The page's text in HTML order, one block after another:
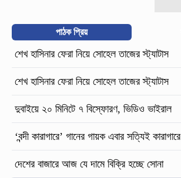
পাঠক প্রিয়
শেখ হাসিনার ফেরা নিয়ে সোহেল তাজের স্ট্যাটাস
শেখ হাসিনার ফেরা নিয়ে সোহেল তাজের স্ট্যাটাস
দুবাইয়ে ২০ মিনিটে ৭ বিস্ফোরণ, ভিডিও ভাইরাল
‘বন্দী কারাগারে’ গানের গায়ক এবার সত্যিই কারাগারে
দেশের বাজারে আজ যে দামে বিক্রি হচ্ছে সোনা